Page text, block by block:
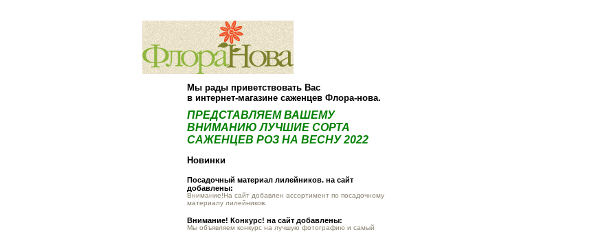
Мы рады приветствовать Вас
в интернет-магазине саженцев Флора-нова.
ПРЕДСТАВЛЯЕМ ВАШЕМУ
ВНИМАНИЮ ЛУЧШИЕ СОРТА
САЖЕНЦЕВ РОЗ НА ВЕСНУ 2022
Новинки
Посадочный материал лилейников. на сайт
добавлены:
Внимание!На сайт добавлен ассортимент по посадочному
материалу лилейников.
Внимание! Конкурс! на сайт добавлены:
Мы объявляем конкурс на лучшую фотографию и самый